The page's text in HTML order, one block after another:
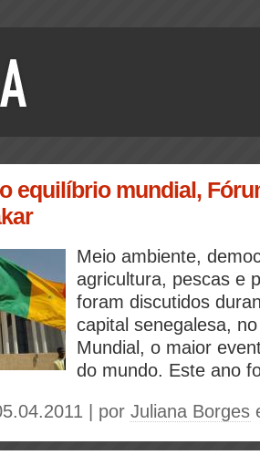
equilíbrio mundial,
Meio ambiente,
agricultura, pescas e
foram discutidos
capital senegalesa,
Mundial, o maior
do mundo. Este ano
| por Juliana Borges